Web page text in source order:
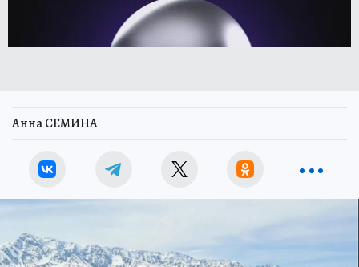
Анна СЕМИНА